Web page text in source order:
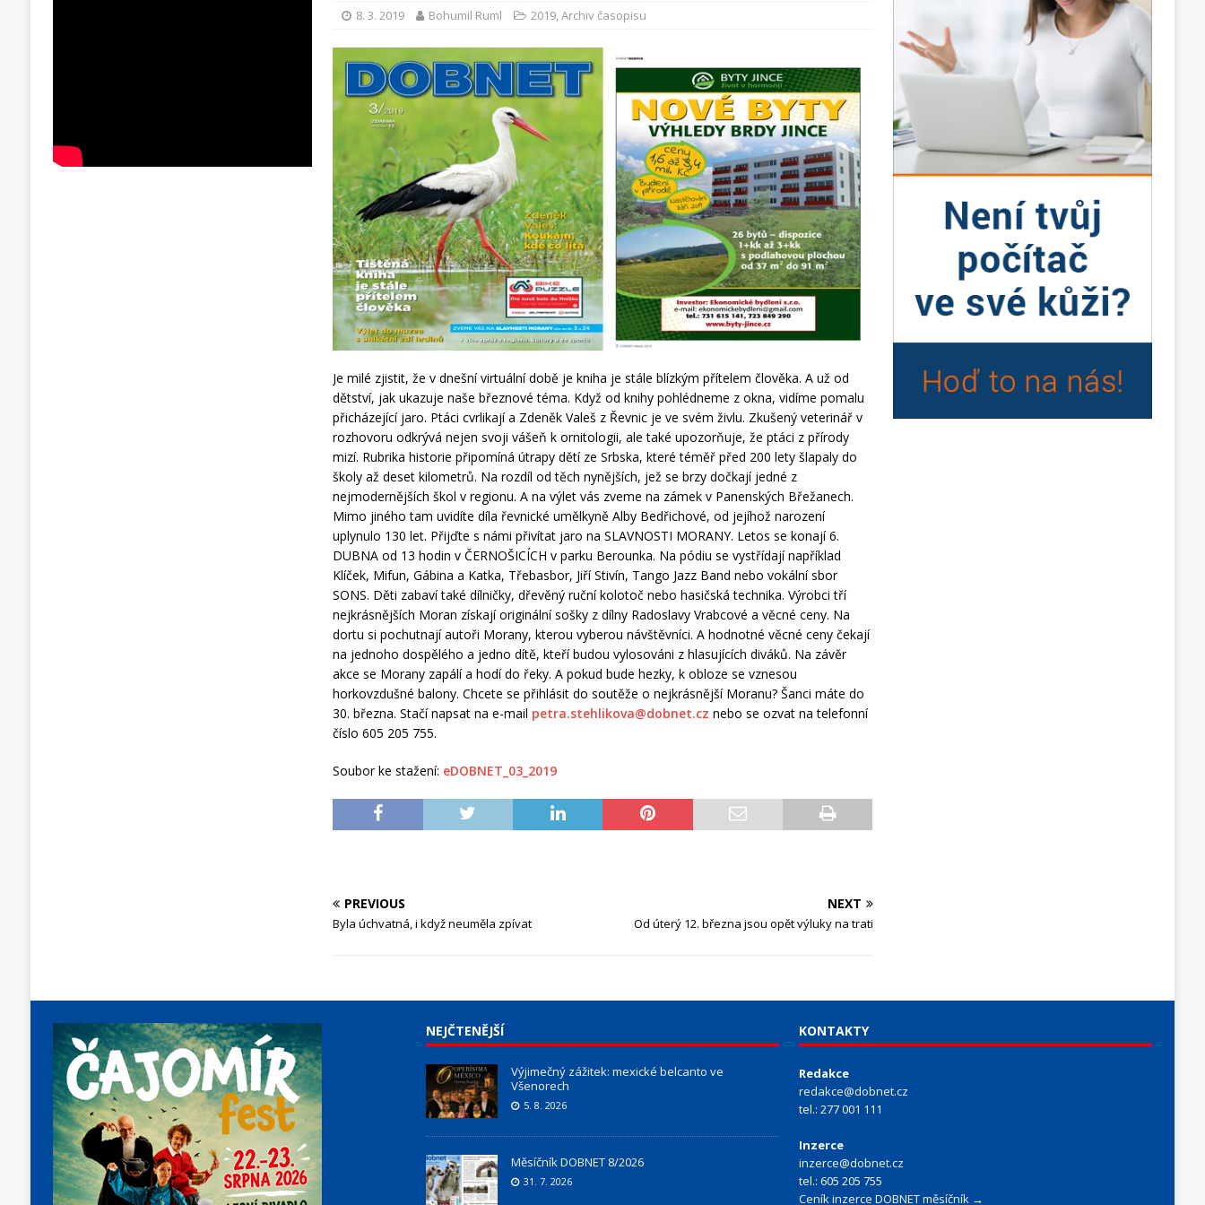
8. 3. 2019 Bohumil Ruml 2019,Archiv časopisu
Je milé zjistit, že v dnešní virtuální době je kniha je stále blízkým přítelem člověka. A už od
dětství, jak ukazuje naše březnové téma. Když od knihy pohlédneme z okna, vidíme pomalu
přicházející jaro. Ptáci cvrlikají a Zdeněk Valeš z Řevnic je ve svém živlu. Zkušený veterinář v
rozhovoru odkrývá nejen svoji vášeň k ornitologii, ale také upozorňuje, že ptáci z přírody
mizí. Rubrika historie připomíná útrapy dětí ze Srbska, které téměř před 200 lety šlapaly do
školy až deset kilometrů. Na rozdíl od těch nynějších, jež se brzy dočkají jedné z
nejmodernějších škol v regionu. A na výlet vás zveme na zámek v Panenských Břežanech.
Mimo jiného tam uvidíte díla řevnické umělkyně Alby Bedřichové, od jejíhož narození
uplynulo 130 let. Přijďte s námi přivítat jaro na SLAVNOSTI MORANY. Letos se konají 6.
DUBNA od 13 hodin v ČERNOŠICÍCH v parku Berounka. Na pódiu se vystřídají například
Klíček, Mifun, Gábina a Katka, Třebasbor, Jiří Stivín, Tango Jazz Band nebo vokální sbor
SONS. Děti zabaví také dílničky, dřevěný ruční kolotoč nebo hasičská technika. Výrobci tří
nejkrásnějších Moran získají originální sošky z dílny Radoslavy Vrabcové a věcné ceny. Na
dortu si pochutnají autoři Morany, kterou vyberou návštěvníci. A hodnotné věcné ceny čekají
na jednoho dospělého a jedno dítě, kteří budou vylosováni z hlasujících diváků. Na závěr
akce se Morany zapálí a hodí do řeky. A pokud bude hezky, k obloze se vznesou
horkovzdušné balony. Chcete se přihlásit do soutěže o nejkrásnější Moranu? Šanci máte do
30. března. Stačí napsat na e-mail petra.stehlikova@dobnet.cz nebo se ozvat na telefonní
číslo 605 205 755.
Soubor ke stažení: eDOBNET_03_2019
PREVIOUS
Byla úchvatná, i když neuměla zpívat
NEXT
Od úterý 12. března jsou opět výluky na trati
NEJČTENĚJŠÍ
Výjimečný zážitek: mexické belcanto ve
Všenorech
5. 8. 2026
Měsíčník DOBNET 8/2026
31. 7. 2026
KONTAKTY
Redakce
redakce@dobnet.cz
tel.: 277 001 111
Inzerce
inzerce@dobnet.cz
tel.: 605 205 755
Ceník inzerce DOBNET měsíčník →